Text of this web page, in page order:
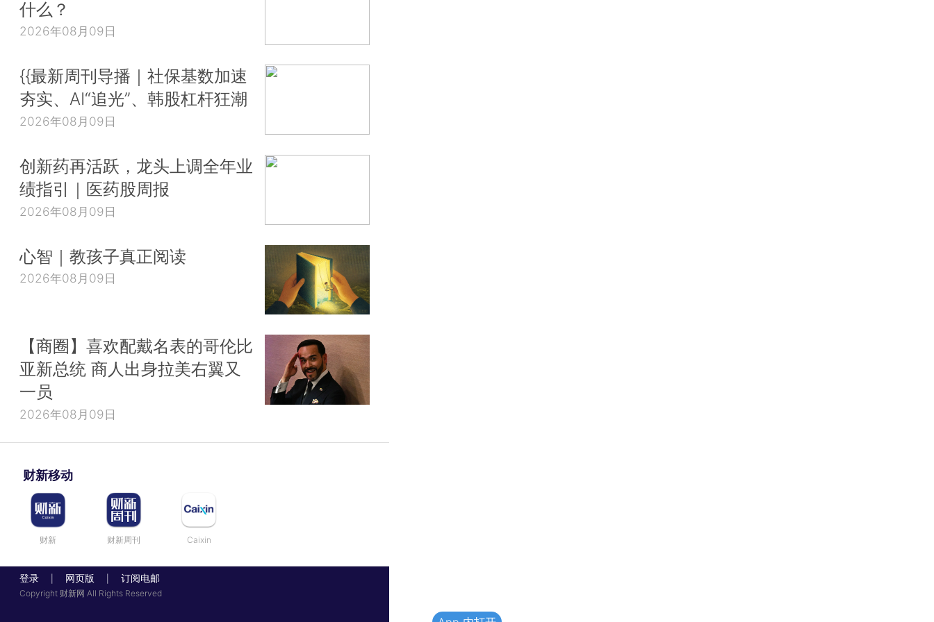
什么？
2026年08月09日
{{最新周刊导播｜社保基数加速
夯实、AI“追光”、韩股杠杆狂潮
2026年08月09日
创新药再活跃，龙头上调全年业
绩指引｜医药股周报
2026年08月09日
心智｜教孩子真正阅读
2026年08月09日
【商圈】喜欢配戴名表的哥伦比
亚新总统 商人出身拉美右翼又
一员
2026年08月09日
财新移动
财新 财新周刊 Caixin
登录 网页版 订阅电邮
Copyright 财新网 All Rights Reserved